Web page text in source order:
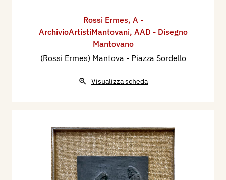
Rossi Ermes, A -
ArchivioArtistiMantovani, AAD - Disegno
Mantovano
(Rossi Ermes) Mantova - Piazza Sordello
Visualizza scheda